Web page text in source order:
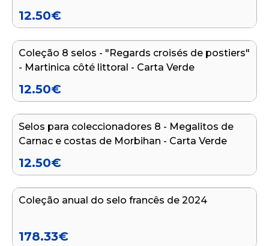
12.50€
Coleção 8 selos - "Regards croisés de postiers"
- Martinica côté littoral - Carta Verde
12.50€
Selos para coleccionadores 8 - Megalitos de
Carnac e costas de Morbihan - Carta Verde
12.50€
Coleção anual do selo francês de 2024
178.33€